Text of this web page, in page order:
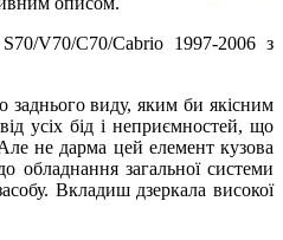
V70/C70/Cabrio 1997-2006 з
заднього виду, яким би якісним
усіх бід і неприємностей, що
не дарма цей елемент кузова
обладнання загальної системи
Вкладиш дзеркала високої